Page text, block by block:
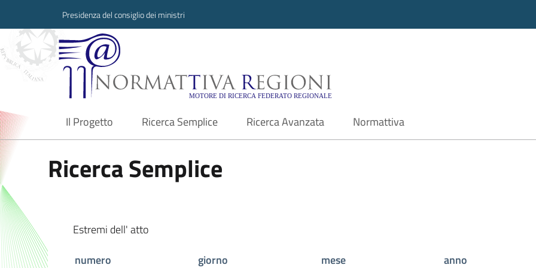
Presidenza del consiglio dei ministri
Normattiva Regioni - Motore di ricerca
Il Progetto
current Ricerca Semplice Ricerca Avanzata Normattiva
Ricerca Semplice
Estremi dell' atto
numero
giorno mese
anno